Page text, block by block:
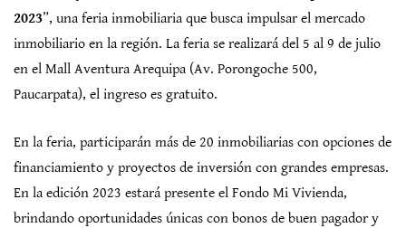
2023”, una feria inmobiliaria que busca impulsar el mercado
inmobiliario en la región. La feria se realizará del 5 al 9 de julio
en el Mall Aventura Arequipa (Av. Porongoche 500,
Paucarpata), el ingreso es gratuito.
En la feria, participarán más de 20 inmobiliarias con opciones de
financiamiento y proyectos de inversión con grandes empresas.
En la edición 2023 estará presente el Fondo Mi Vivienda,
brindando oportunidades únicas con bonos de buen pagador y